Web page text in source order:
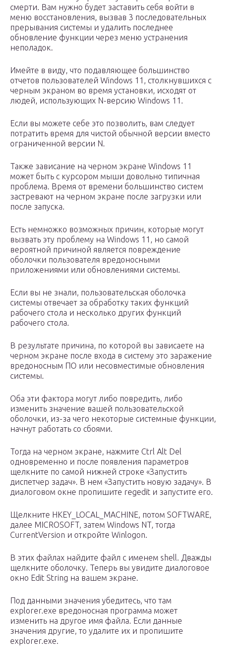
смерти. Вам нужно будет заставить себя войти в
меню восстановления, вызвав 3 последовательных
прерывания системы и удалить последнее
обновление функции через меню устранения
неполадок.
Имейте в виду, что подавляющее большинство
отчетов пользователей Windows 11, столкнувшихся с
черным экраном во время установки, исходят от
людей, использующих N-версию Windows 11.
Если вы можете себе это позволить, вам следует
потратить время для чистой обычной версии вместо
ограниченной версии N.
Также зависание на черном экране Windows 11
может быть с курсором мыши довольно типичная
проблема. Время от времени большинство систем
застревают на черном экране после загрузки или
после запуска.
Есть немножко возможных причин, которые могут
вызвать эту проблему на Windows 11, но самой
вероятной причиной является повреждение
оболочки пользователя вредоносными
приложениями или обновлениями системы.
Если вы не знали, пользовательская оболочка
системы отвечает за обработку таких функций
рабочего стола и несколько других функций
рабочего стола.
В результате причина, по которой вы зависаете на
черном экране после входа в систему это заражение
вредоносным ПО или несовместимые обновления
системы.
Оба эти фактора могут либо повредить, либо
изменить значение вашей пользовательской
оболочки, из-за чего некоторые системные функции,
начнут работать со сбоями.
Тогда на черном экране, нажмите Ctrl Alt Del
одновременно и после появления параметров
щелкните по самой нижней строке «Запустить
диспетчер задач». В нем «Запустить новую задачу». В
диалоговом окне пропишите regedit и запустите его.
Щелкните HKEY_LOCAL_MACHINE, потом SOFTWARE,
далее MICROSOFT, затем Windows NT, тогда
CurrentVersion и откройте Winlogon.
В этих файлах найдите файл с именем shell. Дважды
щелкните оболочку. Теперь вы увидите диалоговое
окно Edit String на вашем экране.
Под данными значения убедитесь, что там
explorer.exe вредоносная программа может
изменить на другое имя файла. Если данные
значения другие, то удалите их и пропишите
explorer.exe.